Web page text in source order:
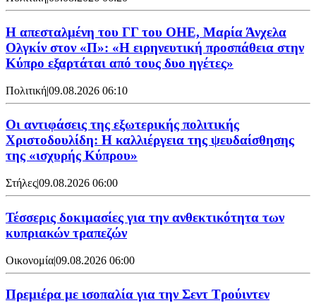
Η απεσταλμένη του ΓΓ του ΟΗΕ, Μαρία Άνχελα
Ολγκίν στον «Π»: «Η ειρηνευτική προσπάθεια στην
Κύπρο εξαρτάται από τους δυο ηγέτες»
Πολιτική|09.08.2026 06:10
Οι αντιφάσεις της εξωτερικής πολιτικής
Χριστοδουλίδη: Η καλλιέργεια της ψευδαίσθησης
της «ισχυρής Κύπρου»
Στήλες|09.08.2026 06:00
Τέσσερις δοκιμασίες για την ανθεκτικότητα των
κυπριακών τραπεζών
Οικονομία|09.08.2026 06:00
Πρεμιέρα με ισοπαλία για την Σεντ Τρούιντεν